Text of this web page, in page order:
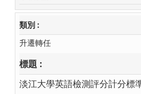
升遷轉任
淡江大學英語檢測評分計分標